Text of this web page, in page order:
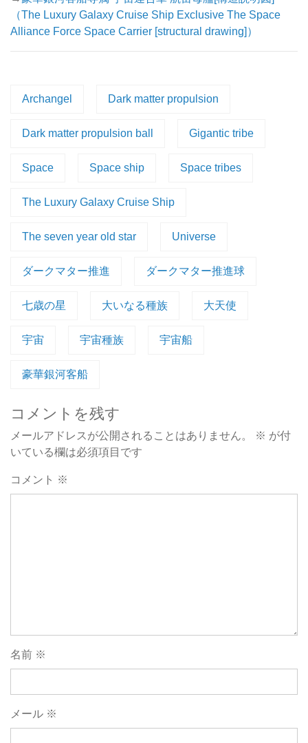
（The Luxury Galaxy Cruise Ship Exclusive The Space
Alliance Force Space Carrier [structural drawing]）
Archangel Dark matter propulsion
Dark matter propulsion ball Gigantic tribe
Space Space ship Space tribes
The Luxury Galaxy Cruise Ship
The seven year old star Universe
ダークマター推進 ダークマター推進球
七歳の星 大いなる種族 大天使
宇宙 宇宙種族 宇宙船
豪華銀河客船
コメントを残す
メールアドレスが公開されることはありません。 ※ が付
いている欄は必須項目です
コメント ※
名前 ※
メール ※